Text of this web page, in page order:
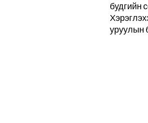
будгийн
уруулын